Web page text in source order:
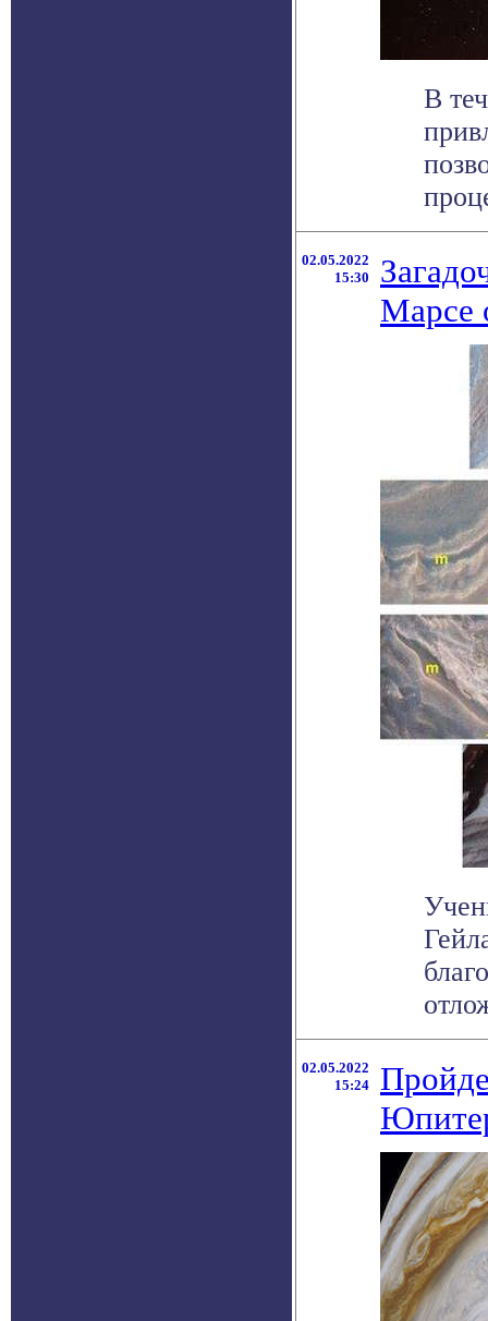
В
02.05.2022
15:30
Марсе
02.05.2022
15:24